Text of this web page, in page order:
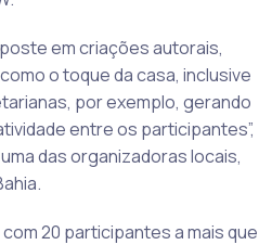
em criações autorais,
o toque da casa, inclusive
por exemplo, gerando
entre os participantes”,
das organizadoras locais,
20 participantes a mais que